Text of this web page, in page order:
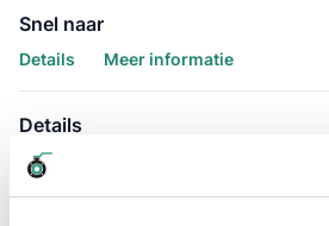
Snel naar
Details Meer informatie
Details
Ventilatieslang /
160mm